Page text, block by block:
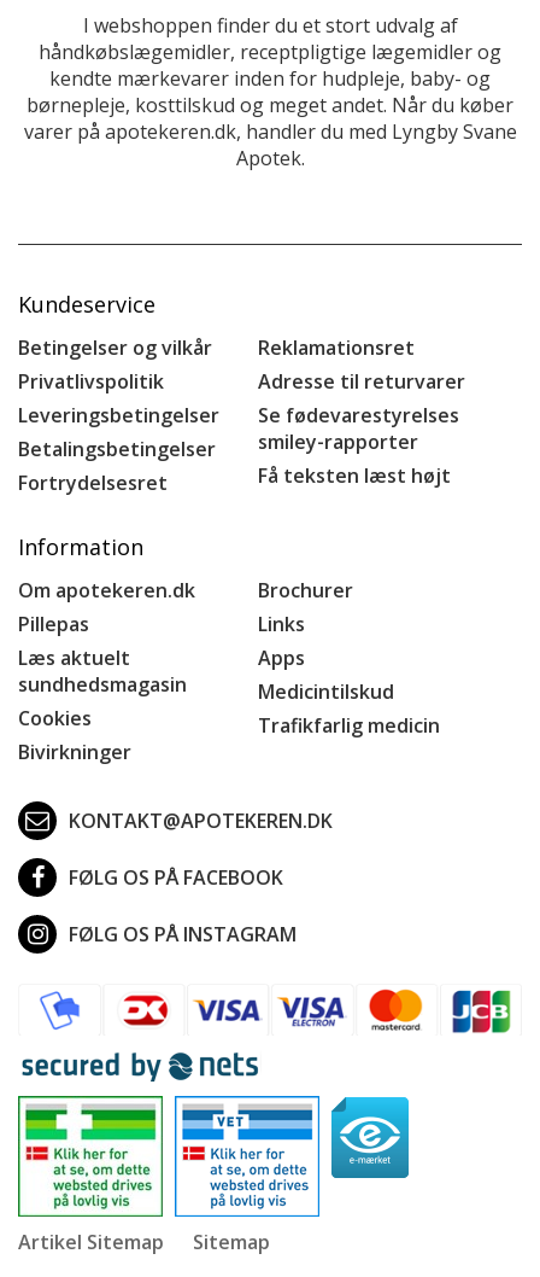
I webshoppen finder du et stort udvalg af
håndkøbslægemidler, receptpligtige lægemidler og
kendte mærkevarer inden for hudpleje, baby- og
børnepleje, kosttilskud og meget andet. Når du køber
varer på apotekeren.dk, handler du med Lyngby Svane
Apotek.
Kundeservice
Betingelser og vilkår
Privatlivspolitik
Leveringsbetingelser
Betalingsbetingelser
Fortrydelsesret
Reklamationsret
Adresse til returvarer
Se fødevarestyrelses
smiley-rapporter
Få teksten læst højt
Information
Om apotekeren.dk
Pillepas
Læs aktuelt
sundhedsmagasin
Cookies
Bivirkninger
Brochurer
Links
Apps
Medicintilskud
Trafikfarlig medicin
KONTAKT@APOTEKEREN.DK
FØLG OS PÅ FACEBOOK
FØLG OS PÅ INSTAGRAM
Artikel Sitemap Sitemap